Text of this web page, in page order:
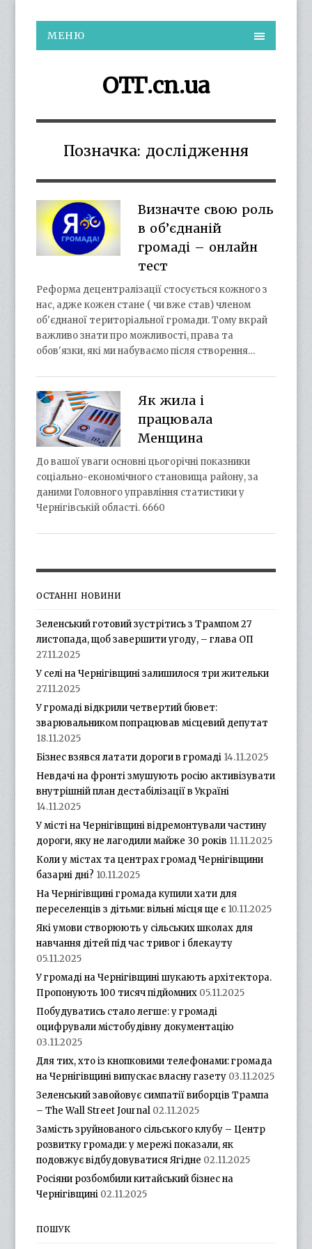
МЕНЮ
ОТГ.cn.ua
Позначка: дослідження
Визначте свою роль
в об’єднаній
громаді – онлайн
тест
Реформа децентралізації стосується кожного з
нас, адже кожен стане ( чи вже став) членом
об'єднаної територіальної громади. Тому вкрай
важливо знати про можливості, права та
обов'язки, які ми набуваємо після створення…
Як жила і
працювала
Менщина
До вашої уваги основні цьогорічні показники
соціально-економічного становища району, за
даними Головного управління статистики у
Чернігівській області. 6660
ОСТАННІ НОВИНИ
Зеленський готовий зустрітись з Трампом 27
листопада, щоб завершити угоду, – глава ОП
27.11.2025
У селі на Чернігівщині залишилося три жительки
27.11.2025
У громаді відкрили четвертий бювет:
зварювальником попрацював місцевий депутат
18.11.2025
Бізнес взявся латати дороги в громаді 14.11.2025
Невдачі на фронті змушують росію активізувати
внутрішній план дестабілізації в Україні
14.11.2025
У місті на Чернігівщині відремонтували частину
дороги, яку не лагодили майже 30 років 11.11.2025
Коли у містах та центрах громад Чернігівщини
базарні дні? 10.11.2025
На Чернігівщині громада купили хати для
переселенців з дітьми: вільні місця ще є 10.11.2025
Які умови створюють у сільських школах для
навчання дітей під час тривог і блекауту
05.11.2025
У громаді на Чернігівщині шукають архітектора.
Пропонують 100 тисяч підйомних 05.11.2025
Побудуватись стало легше: у громаді
оцифрували містобудівну документацію
03.11.2025
Для тих, хто із кнопковими телефонами: громада
на Чернігівщині випускає власну газету 03.11.2025
Зеленський завойовує симпатії виборців Трампа
– The Wall Street Journal 02.11.2025
Замість зруйнованого сільського клубу – Центр
розвитку громади: у мережі показали, як
подовжує відбудовуватися Ягідне 02.11.2025
Росіяни розбомбили китайський бізнес на
Чернігівщині 02.11.2025
ПОШУК